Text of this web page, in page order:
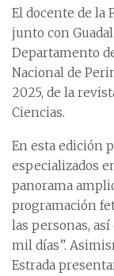
El docente de la
junto con
Departamento
Nacional de
2025, de la
Ciencias.
En esta edición
especializados
panorama
programación
las personas,
mil días”.
Estrada